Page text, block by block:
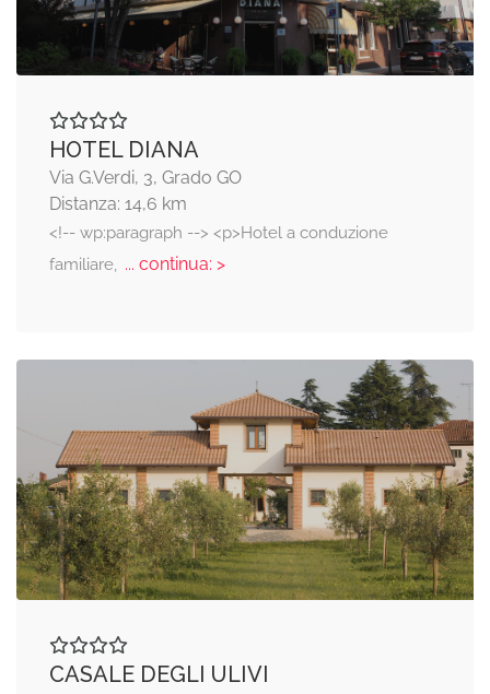
HOTEL DIANA
Via G.Verdi, 3, Grado GO
Distanza: 14,6 km
<!-- wp:paragraph --> <p>Hotel a conduzione
familiare, ... continua: >
CASALE DEGLI ULIVI